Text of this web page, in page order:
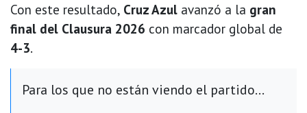
Con este resultado, Cruz Azul avanzó a la gran
final del Clausura 2026 con marcador global de
4-3.
Para los que no están viendo el partido…